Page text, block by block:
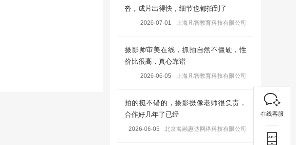
沓，成片出得快，细节也都拍到了
2026-07-01 上海凡智教育科技有限公司
摄影师审美在线，抓拍自然不僵硬，性
价比很高，真心靠谱
2026-06-05 上海凡智教育科技有限公司
拍的挺不错的，摄影摄像老师很负责，
合作好几年了已经
2026-06-05 北京海融惠达网络科技有限公司
在线客服